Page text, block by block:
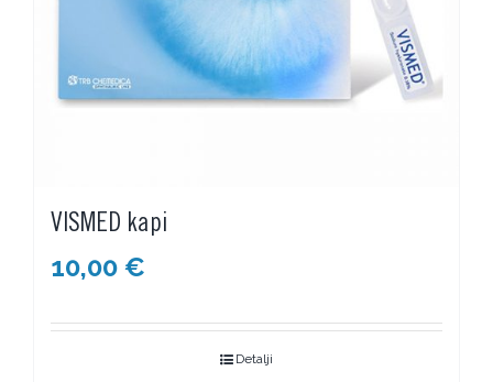
VISMED kapi
10,00 €
Detalji